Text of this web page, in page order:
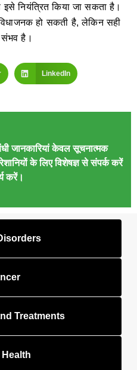
नियंत्रित किया जा सकता है।
हो सकती है, लेकिन सही
है।
LinkedIn
जानकारियां केवल सूचनात्मक
के लिए विशेषज्ञ से संपर्क करें
करें।
Treatments
Health